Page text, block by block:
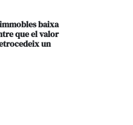
baixa
que el valor
un